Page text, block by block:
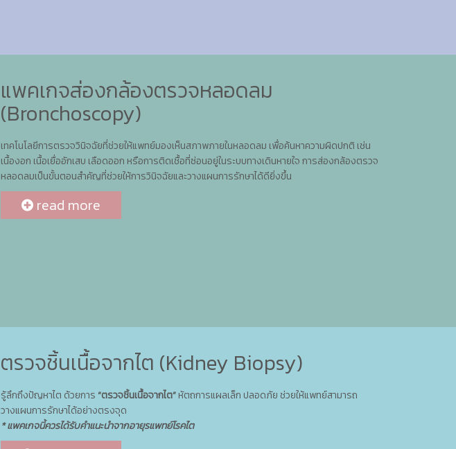
แพคเกจส่องกล้องตรวจหลอดลม
(Bronchoscopy)
เทคโนโลยีการตรวจวินิจฉัยที่ช่วยให้แพทย์มองเห็นสภาพภายในหลอดลม เพื่อค้นหาความผิดปกติ เช่น
เนื้องอก เนื้อเยื่ออักเสบ เลือดออก หรือการติดเชื้อที่ซ่อนอยู่ในระบบทางเดินหายใจ การส่องกล้องตรวจ
หลอดลมเป็นขั้นตอนสำคัญที่ช่วยให้การวินิจฉัยและวางแผนการรักษาได้ดียิ่งขึ้น
read more
ตรวจชิ้นเนื้อจากไต (Kidney Biopsy)
รู้ลึกถึงปัญหาไต ด้วยการ“ตรวจชิ้นเนื้อจากไต”หัตถการแผลเล็ก ปลอดภัย ช่วยให้แพทย์สามารถ
วางแผนการรักษาได้อย่างตรงจุด
* แพคเกจนี้ควรได้รับคำแนะนำจากอายุรแพทย์โรคไต